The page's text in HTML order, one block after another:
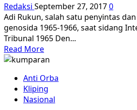
138
Titik
Kuburan
Massal
Korban
1965
ke
Komnas
HAM
Redaksi September 27, 20170
Adi Rukun, salah satu penyintas
genosida 1965-1966, saat sidang
Tribunal 1965 Den...
Read MoreRead
more
Surat
dari
Adi
Anti Orba
Kliping
Nasional